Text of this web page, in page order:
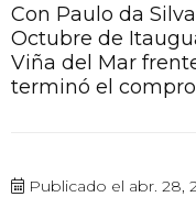
Con Paulo da
Octubre de
Viña del Mar
terminó el
a los de Boedo en
Publicado el abr. 28,